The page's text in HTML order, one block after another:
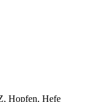
Hopfen, Hefe